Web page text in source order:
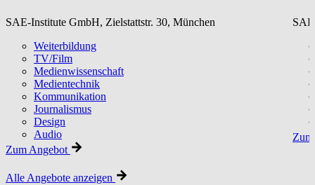
SAE-Institute GmbH, Zielstattstr. 30, München
Weiterbildung
TV/Film
Medienwissenschaft
Medientechnik
Kommunikation
Journalismus
Design
Audio
Zum Angebot
Alle Angebote anzeigen